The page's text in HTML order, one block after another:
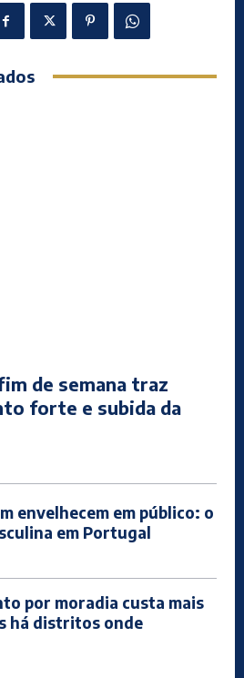
de semana traz
forte e subida da
envelhecem em público: o
em Portugal
por moradia custa mais
há distritos onde